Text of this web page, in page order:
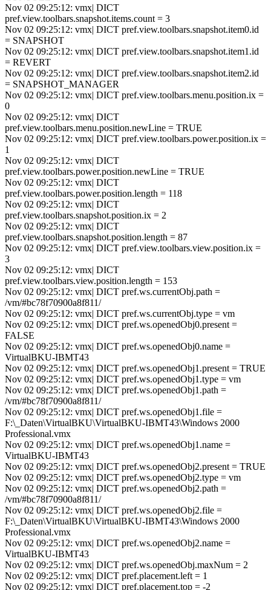
Nov 02 09:25:12: vmx| DICT
pref.view.toolbars.snapshot.items.count = 3
Nov 02 09:25:12: vmx| DICT pref.view.toolbars.snapshot.item0.id
= SNAPSHOT
Nov 02 09:25:12: vmx| DICT pref.view.toolbars.snapshot.item1.id
= REVERT
Nov 02 09:25:12: vmx| DICT pref.view.toolbars.snapshot.item2.id
= SNAPSHOT_MANAGER
Nov 02 09:25:12: vmx| DICT pref.view.toolbars.menu.position.ix =
0
Nov 02 09:25:12: vmx| DICT
pref.view.toolbars.menu.position.newLine = TRUE
Nov 02 09:25:12: vmx| DICT pref.view.toolbars.power.position.ix =
1
Nov 02 09:25:12: vmx| DICT
pref.view.toolbars.power.position.newLine = TRUE
Nov 02 09:25:12: vmx| DICT
pref.view.toolbars.power.position.length = 118
Nov 02 09:25:12: vmx| DICT
pref.view.toolbars.snapshot.position.ix = 2
Nov 02 09:25:12: vmx| DICT
pref.view.toolbars.snapshot.position.length = 87
Nov 02 09:25:12: vmx| DICT pref.view.toolbars.view.position.ix =
3
Nov 02 09:25:12: vmx| DICT
pref.view.toolbars.view.position.length = 153
Nov 02 09:25:12: vmx| DICT pref.ws.currentObj.path =
/vm/#bc78f70900a8f811/
Nov 02 09:25:12: vmx| DICT pref.ws.currentObj.type = vm
Nov 02 09:25:12: vmx| DICT pref.ws.openedObj0.present =
FALSE
Nov 02 09:25:12: vmx| DICT pref.ws.openedObj0.name =
VirtualBKU-IBMT43
Nov 02 09:25:12: vmx| DICT pref.ws.openedObj1.present = TRUE
Nov 02 09:25:12: vmx| DICT pref.ws.openedObj1.type = vm
Nov 02 09:25:12: vmx| DICT pref.ws.openedObj1.path =
/vm/#bc78f70900a8f811/
Nov 02 09:25:12: vmx| DICT pref.ws.openedObj1.file =
F:\_Daten\VirtualBKU\VirtualBKU-IBMT43\Windows 2000
Professional.vmx
Nov 02 09:25:12: vmx| DICT pref.ws.openedObj1.name =
VirtualBKU-IBMT43
Nov 02 09:25:12: vmx| DICT pref.ws.openedObj2.present = TRUE
Nov 02 09:25:12: vmx| DICT pref.ws.openedObj2.type = vm
Nov 02 09:25:12: vmx| DICT pref.ws.openedObj2.path =
/vm/#bc78f70900a8f811/
Nov 02 09:25:12: vmx| DICT pref.ws.openedObj2.file =
F:\_Daten\VirtualBKU\VirtualBKU-IBMT43\Windows 2000
Professional.vmx
Nov 02 09:25:12: vmx| DICT pref.ws.openedObj2.name =
VirtualBKU-IBMT43
Nov 02 09:25:12: vmx| DICT pref.ws.openedObj.maxNum = 2
Nov 02 09:25:12: vmx| DICT pref.placement.left = 1
Nov 02 09:25:12: vmx| DICT pref.placement.top = -2